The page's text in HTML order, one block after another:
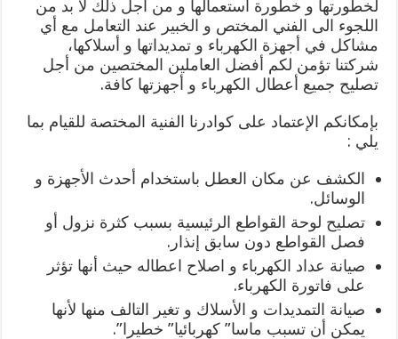
لخطورتها و خطورة استعمالها و من أجل ذلك لا بد من
اللجوء الى الفني المختص و الخبير عند التعامل مع أي
مشاكل في أجهزة الكهرباء و تمديداتها و أسلاكها،
شركتنا تؤمن لكم أفضل العاملين المختصين من أجل
تصليح جميع أعطال الكهرباء و أجهزتها كافة.
بإمكانكم الإعتماد على كوادرنا الفنية المختصة للقيام بما
يلي :
الكشف عن مكان العطل باستخدام أحدث الأجهزة و
الوسائل.
تصليح لوحة القواطع الرئيسية بسبب كثرة نزول أو
فصل القواطع دون سابق إنذار.
صيانة عداد الكهرباء و اصلاح اعطاله حيث أنها تؤثر
على فاتورة الكهرباء.
صيانة التمديدات و الأسلاك و تغير التالف منها لأنها
يمكن أن تسبب ماسا” كهربائيا” خطيرا”.